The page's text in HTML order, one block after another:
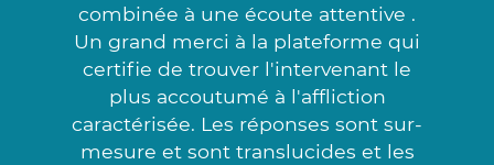
combinée à une écoute attentive .
Un grand merci à la plateforme qui
certifie de trouver l'intervenant le
plus accoutumé à l'affliction
caractérisée. Les réponses sont sur-
mesure et sont translucides et les